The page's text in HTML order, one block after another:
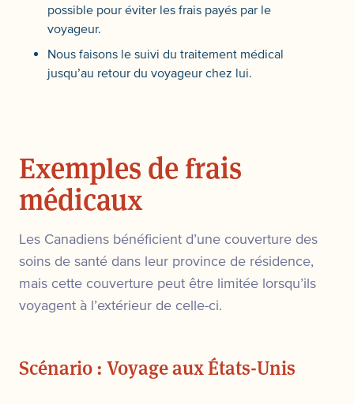
possible pour éviter les frais payés par le
voyageur.
Nous faisons le suivi du traitement médical
jusqu’au retour du voyageur chez lui.
Exemples de frais
médicaux
Les Canadiens bénéficient d’une couverture des
soins de santé dans leur province de résidence,
mais cette couverture peut être limitée lorsqu’ils
voyagent à l’extérieur de celle-ci.
Scénario : Voyage aux États-Unis